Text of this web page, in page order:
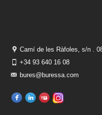
Camí de les Ràfoles, s/n .
+34 93 640 16 08
bures@buressa.com